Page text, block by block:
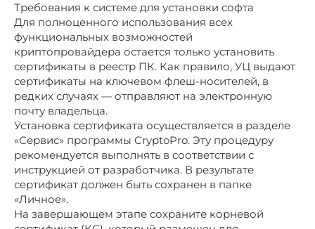
Требования к системе для установки софта
Для полноценного использования всех
функциональных возможностей
криптопровайдера остается только установить
сертификаты в реестр ПК. Как правило, УЦ выдают
сертификаты на ключевом флеш-носителей, в
редких случаях — отправляют на электронную
почту владельца.
Установка сертификата осуществляется в разделе
«Сервис» программы CryptoPro. Эту процедуру
рекомендуется выполнять в соответствии с
инструкцией от разработчика. В результате
сертификат должен быть сохранен в папке
«Личное».
На завершающем этапе сохраните корневой